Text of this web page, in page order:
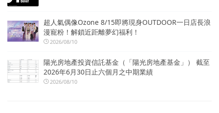
超人氣偶像Ozone 8/15即將現身OUTDOOR一日店長浪
漫寵粉！解鎖近距離夢幻福利！
2026/08/10
陽光房地產投資信託基金（「陽光房地產基金」） 截至
2026年6月30日止六個月之中期業績
2026/08/10